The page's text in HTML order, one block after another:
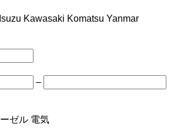
Isuzu Kawasaki Komatsu Yanmar
–
ゼル 電気